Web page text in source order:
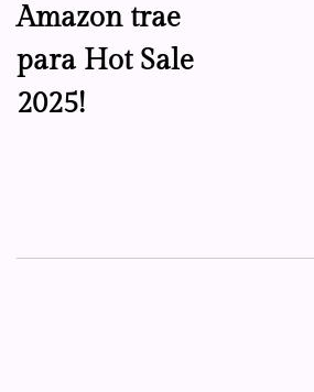
Amazon trae
para Hot Sale
2025!